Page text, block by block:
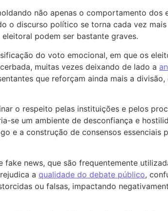
não apenas o comportamento dos
o discurso político se torna cada vez
podem ser bastante graves.
do voto emocional, em que os
muitas vezes deixando de lado a
que reforçam ainda mais a
o respeito pelas instituições e pelos
se um ambiente de desconfiança e
e a construção de consensos essenciais
news, que são frequentemente
a qualidade do debate público,
ou falsas, impactando